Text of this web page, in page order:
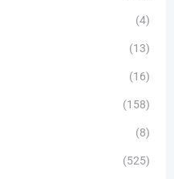
(4)
(13)
(16)
(158)
(8)
(525)